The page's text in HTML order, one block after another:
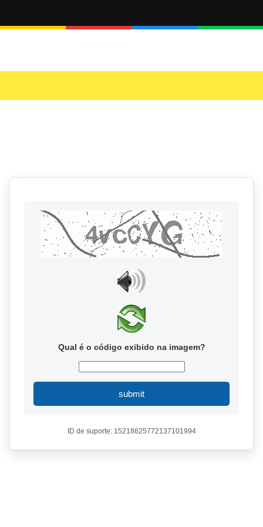
Qual é o código exibido na imagem?
submit
ID de suporte: 15218625772137101994